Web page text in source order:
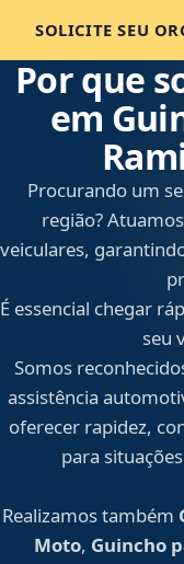
SOLICITE SEU
Por que
em
Procurando um
região?
veiculares,
É essencial chegar
seu
Somos
assistência
oferecer rapidez,
para
Realizamos também
Moto, Guincho